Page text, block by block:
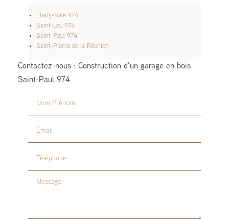
Étang-Salé 974
Saint-Leu 974
Saint-Paul 974
Saint-Pierre de la Réunion
Contactez-nous : Construction d'un garage en bois
Saint-Paul 974
Nom Prénom
Email
Téléphone
Message